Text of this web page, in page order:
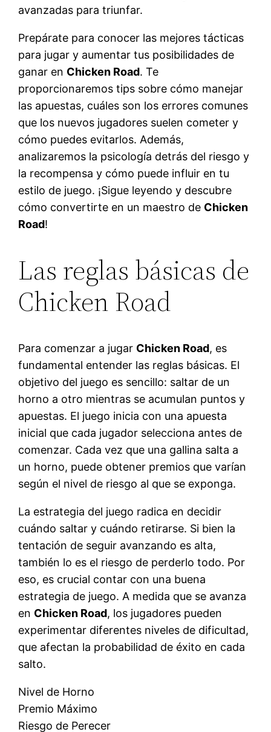
avanzadas para triunfar.
Prepárate para conocer las mejores tácticas
para jugar y aumentar tus posibilidades de
ganar en Chicken Road. Te
proporcionaremos tips sobre cómo manejar
las apuestas, cuáles son los errores comunes
que los nuevos jugadores suelen cometer y
cómo puedes evitarlos. Además,
analizaremos la psicología detrás del riesgo y
la recompensa y cómo puede influir en tu
estilo de juego. ¡Sigue leyendo y descubre
cómo convertirte en un maestro de Chicken
Road!
Las reglas básicas de
Chicken Road
Para comenzar a jugar Chicken Road, es
fundamental entender las reglas básicas. El
objetivo del juego es sencillo: saltar de un
horno a otro mientras se acumulan puntos y
apuestas. El juego inicia con una apuesta
inicial que cada jugador selecciona antes de
comenzar. Cada vez que una gallina salta a
un horno, puede obtener premios que varían
según el nivel de riesgo al que se exponga.
La estrategia del juego radica en decidir
cuándo saltar y cuándo retirarse. Si bien la
tentación de seguir avanzando es alta,
también lo es el riesgo de perderlo todo. Por
eso, es crucial contar con una buena
estrategia de juego. A medida que se avanza
en Chicken Road, los jugadores pueden
experimentar diferentes niveles de dificultad,
que afectan la probabilidad de éxito en cada
salto.
Nivel de Horno
Premio Máximo
Riesgo de Perecer